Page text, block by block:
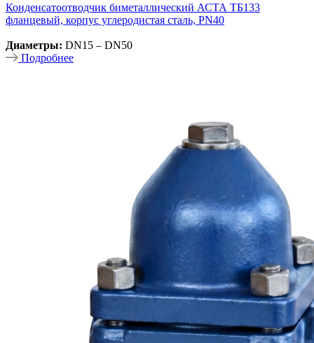
Конденсатоотводчик биметаллический АСТА ТБ133
фланцевый, корпус углеродистая сталь, PN40
Диаметры: DN15 – DN50
Подробнее